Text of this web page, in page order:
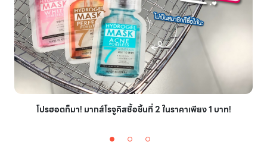
โปรฮอตก็มา! มากส์โรจูคิสซื้อชิ้นที่ 2 ในราคาเพียง 1 บาท!